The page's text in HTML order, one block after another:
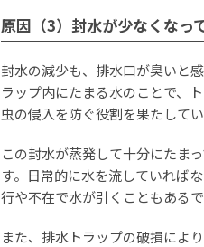
原因（3）封水が少なくなっ
封水の減少も、排水口が臭いと
ラップ内にたまる水のことで、
虫の侵入を防ぐ役割を果たしてい
この封水が蒸発して十分にたま
す。日常的に水を流していれば
行や不在で水が引くこともあるで
また、排水トラップの破損によ